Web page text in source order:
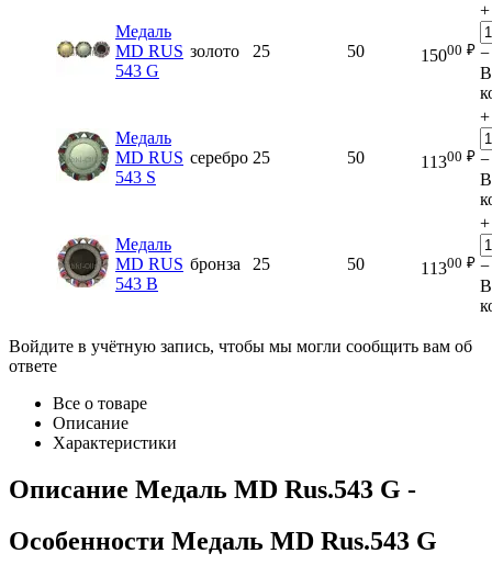
Медаль
MD RUS
543 G
золото 25 50 15000 ₽
+
−
В
Медаль
MD RUS
543 S
серебро 25 50 11300 ₽
+
−
В
Медаль
MD RUS
543 B
бронза 25 50 11300 ₽
+
−
В
Войдите в учётную запись, чтобы мы могли сообщить вам об
ответе
Все о товаре
Описание
Характеристики
Описание Медаль MD Rus.543 G -
Особенности Медаль MD Rus.543 G